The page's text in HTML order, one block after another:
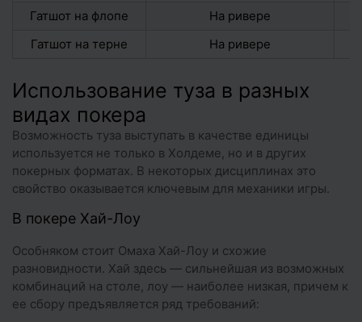
Гатшот на флопе
На ривере
Гатшот на терне
На ривере
Использование туза в разных
видах покера
Возможность туза выступать в качестве единицы
используется не только в Холдеме, но и в других
покерных форматах. В некоторых дисциплинах это
свойство оказывается ключевым для механики игры.
В покере Хай-Лоу
Особняком стоит Омаха Хай-Лоу и схожие
разновидности. Хай здесь — сильнейшая из возможных
комбинаций на столе, лоу — наиболее низкая, причем к
ее сбору предъявляется ряд требований: